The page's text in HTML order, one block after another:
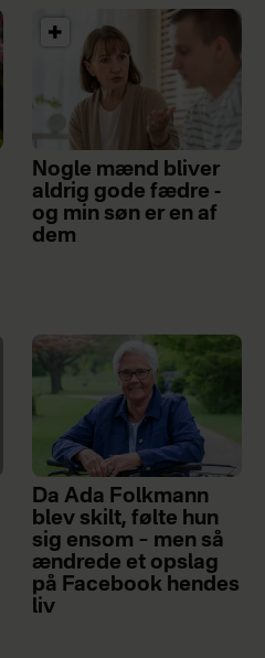
Nogle mænd bliver
aldrig gode fædre -
og min søn er en af
dem
Da Ada Folkmann
blev skilt, følte hun
sig ensom – men så
ændrede et opslag
på Facebook hendes
liv